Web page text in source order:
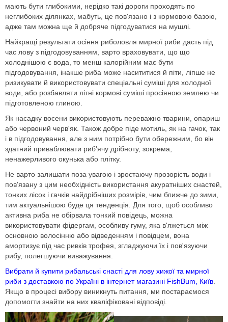
мають бути глибокими, нерідко такі дороги проходять по
неглибоких ділянках, мабуть, це пов'язано і з кормовою базою,
адже там можна ще й добряче підгодуватися на мушлі.
Найкращі результати осіння риболовля мирної риби дасть під
час лову з підгодовуванням, варто враховувати, що що
холоднішою є вода, то менш калорійним має бути
підгодовування, інакше риба може насититися й піти, ліпше не
ризикувати й використовувати спеціальні суміші для холодної
води, або розбавляти літні кормові суміші просіяною землею чи
підготовленою глиною.
Як насадку восени використовують переважно тварини, опариш
або червоний черв'як. Також добре піде мотиль, як на гачок, так
і в підгодовування, але з ним потрібно бути обережним, бо він
здатний приваблювати риб'ячу дрібноту, зокрема,
ненажерливого окунька або плітку.
Не варто залишати поза увагою і зростаючу прозорість води і
пов'язану з цим необхідність використання акуратніших снастей,
тонких лісок і гачків найдрібніших розмірів, чим ближче до зими,
тим актуальнішою буде ця тенденція. Для того, щоб особливо
активна риба не обірвала тонкий повідець, можна
використовувати фідергам, особливу гуму, яка в'яжеться між
основною волосінню або відведенням і повідцем, вона
амортизує під час ривків трофея, згладжуючи їх і пов'язуючи
рибу, полегшуючи виважування.
Вибрати й купити рибальські снасті для лову хижої та мирної
риби з доставкою по Україні в інтернет магазині FishBum, Київ.
Якщо в процесі вибору виникнуть питання, ми постараємося
допомогти знайти на них кваліфіковані відповіді.